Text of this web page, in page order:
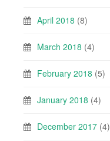
April 2018 (8)
March 2018 (4)
February 2018 (5)
January 2018 (4)
December 2017 (4)